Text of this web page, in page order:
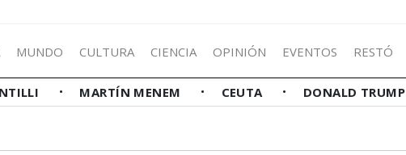
MUNDO CULTURA CIENCIA OPINIÓN EVENTOS RESTÓ
MARTÍN MENEM CEUTA DONALD TRUMP